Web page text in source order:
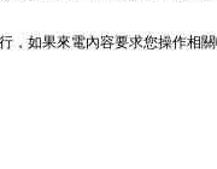
，如果來電內容要求您操作相